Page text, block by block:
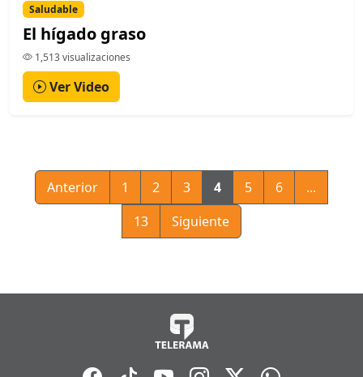
Saludable
El hígado graso
1,513 visualizaciones
Ver Video
Anterior 1 2 3 4 5 6
...
13
Siguiente